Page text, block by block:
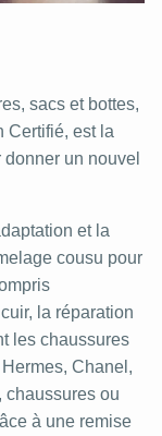
sacs et bottes,
Certifié, est la
un nouvel
et la
cousu pour
la réparation
les chaussures
Chanel,
ou
à une remise